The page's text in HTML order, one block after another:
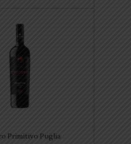
FAVORIETEN
WIJNEN
krachtige en rijke
van hoog niveau.
Primitivo Puglia